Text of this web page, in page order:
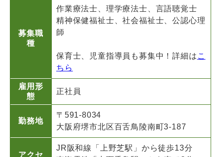
募集職
種
作業療法士、理学療法士、言語聴覚士
精神保健福祉士、社会福祉士、公認心理
師
保育士、児童指導員も募集中！詳細は こ
ちら
雇用形
態
正社員
勤務地
〒591-8034
大阪府堺市北区百舌鳥陵南町3-187
アクセ
JR阪和線「上野芝駅」から徒歩13分